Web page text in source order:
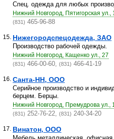
Спец. одежда для любых
Нижний Новгород, Пятигорская ул.,
(831) 465-96-88
15. Нижегородспецодежда, ЗАО
Производство рабочей одежды.
Нижний Новгород, Кащенко ул., 27
(831) 466-00-60, (831) 466-41-19
16. Санта-НН, ООО
Серийное производство и
берцем. Берцы.
Нижний Новгород, Премудрова ул.,
(831) 252-76-22, (831) 240-34-20
17. Винатон, ООО